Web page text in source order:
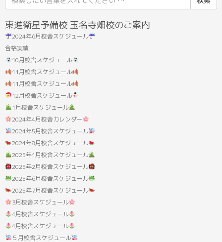
索
結
果:
東進衛星予備校 玉名寺畑校のご案内
2024年6月校舎スケジュール
合格実績
10月校舎スケジュール
11月校舎スケジュール
11月校舎スケジュール
12月校舎スケジュール
1月校舎スケジュール
2024年4月校舎カレンダー
2024年5月校舎スケジュール
2024年8月校舎スケジュール
2025年1月校舎スケジュール
2025年2月校舎スケジュール
2025年6月校舎スケジュール
2025年7月校舎スケジュール
3月校舎スケジュール
4月校舎スケジュール
4月校舎スケジュール
５月校舎スケジュール